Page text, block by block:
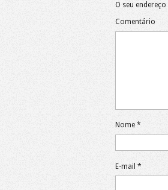
O seu
Comentário
Nome *
E-mail *